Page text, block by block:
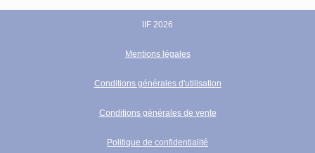
IIF 2026
Mentions légales
Conditions générales d'utilisation
Conditions générales de vente
Politique de confidentialité